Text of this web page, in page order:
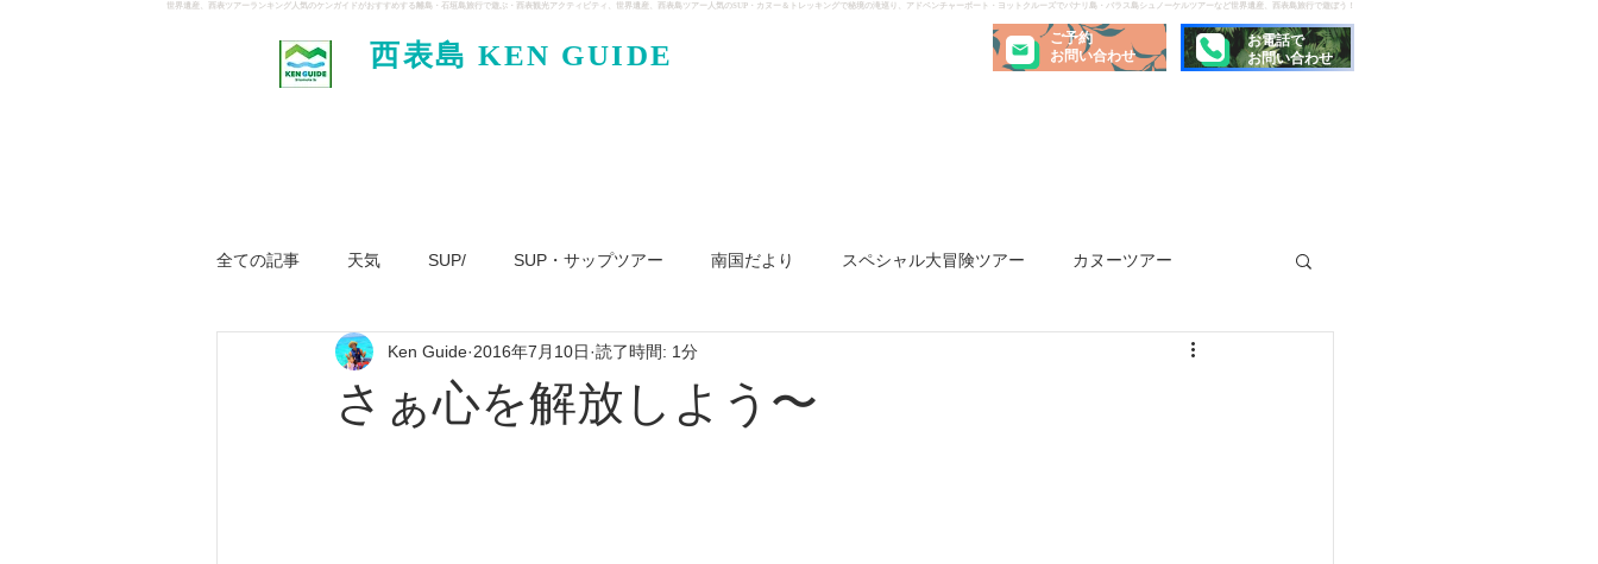
世界遺産、西表ツアーランキング人気のケンガイドがおすすめする離島・石垣島旅行で遊ぶ・西表観光アクティビティ、世界遺産、西表島ツアー人気のSUP・カヌー＆トレッキングで秘境の滝巡り、アドベンチャーボート・ヨットクルーズでパナリ島・バラス島シュノーケルツアーなど世界遺産、西表島旅行で遊ぼう！
西表島 KEN GUIDE
ご予約
お問い合わせ
お電話で
お問い合わせ
全ての記事 天気 SUP/ SUP・サップツアー 南国だより スペシャル大冒険ツアー カヌーツアー
ジャングル大冒険ツアー パナリ島 ヨット
さぁ心を解放しよう〜
Ken Guide 2016年7月10日 読了時間: 1分